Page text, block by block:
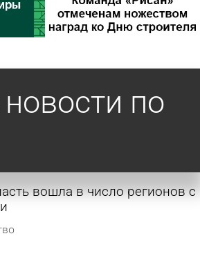
по
вошла в число регионов с